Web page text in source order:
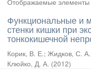
Отображаемые элементы
Функциональные и
стенки кишки при
тонкокишечной
Корик, В. Е.; Жидков, С. А.
Клюйко, Д. А. (2012)